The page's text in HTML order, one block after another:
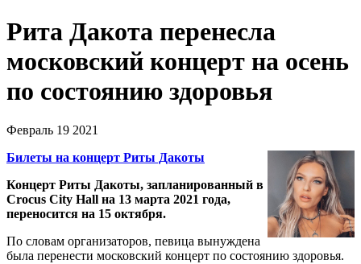
Рита Дакота перенесла
московский концерт на осень
по состоянию здоровья
Февраль 19 2021
Билеты на концерт Риты Дакоты
Концерт Риты Дакоты, запланированный в
Crocus City Hall на 13 марта 2021 года,
переносится на 15 октября.
По словам организаторов, певица вынуждена
была перенести московский концерт по состоянию здоровья.